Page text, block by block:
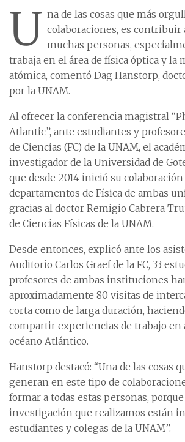
U na de las cosas que más
colaboraciones, es contribuir
muchas personas,
trabaja en el área de física óptica y la
atómica, comentó Dag Hanstorp,
por la UNAM.
Al ofrecer la conferencia magistral
Atlantic”, ante estudiantes y
de Ciencias (FC) de la UNAM, el
investigador de la Universidad de
que desde 2014 inició su
departamentos de Física de ambas
gracias al doctor Remigio Cabrera
de Ciencias Físicas de la UNAM.
Desde entonces, explicó ante los
Auditorio Carlos Graef de la FC, 33
profesores de ambas instituciones
aproximadamente 80 visitas de
corta como de larga duración,
compartir experiencias de trabajo en
océano Atlántico.
Hanstorp destacó: “Una de las cosas
generan en este tipo de
formar a todas estas personas,
investigación que realizamos están
estudiantes y colegas de la UNAM”.